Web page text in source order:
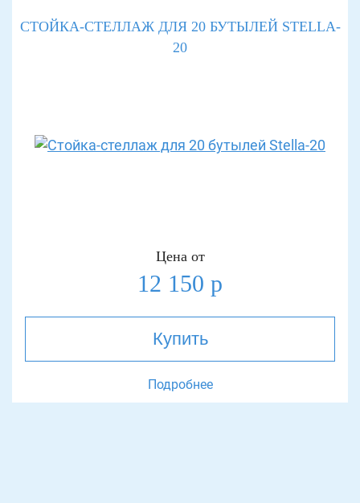
СТОЙКА-СТЕЛЛАЖ ДЛЯ 20 БУТЫЛЕЙ STELLA-
20
Цена от
12 150 р
Купить
Подробнее